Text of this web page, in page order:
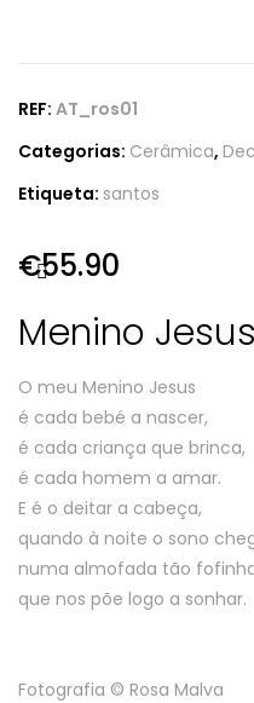
REF: AT_ros01
Categorias: Cerâmica,
Etiqueta: santos
€55.90
Menino Jesus
O meu Menino Jesus
é cada bebé a nascer,
é cada criança que brinca,
é cada homem a amar.
E é o deitar a cabeça,
quando à noite o sono
numa almofada tão
que nos põe logo a sonhar.
Fotografia © Rosa Malva